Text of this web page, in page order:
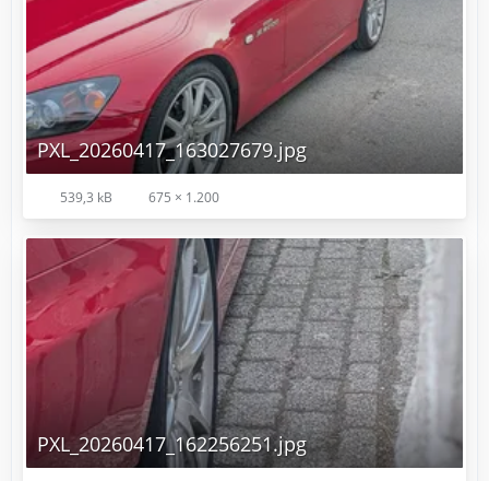
PXL_20260417_163027679.jpg
539,3 kB 675 × 1.200
PXL_20260417_162256251.jpg